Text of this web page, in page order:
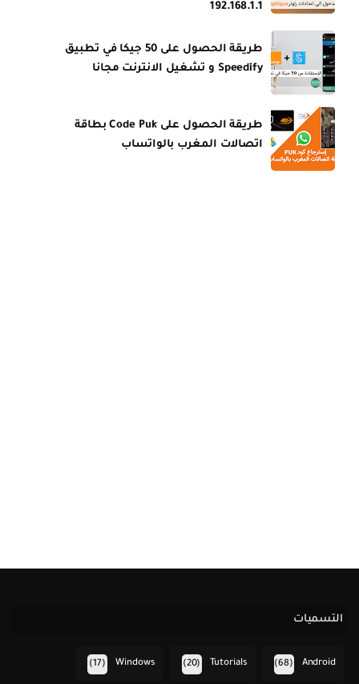
192.168.1.1
طريقة الحصول على 50 جيكا في تطبيق
Speedify و تشغيل الانترنت مجانا
طريقة الحصول على Code Puk بطاقة
اتصالات المغرب بالواتساب
التسميات
Android
(68)
Tutorials
(20)
Windows
(17)